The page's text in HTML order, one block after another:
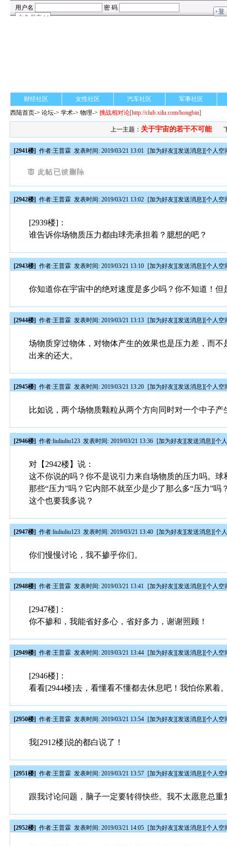
财经社区 女性社区 汽车社区
军事社区
西陆首页->论坛->学术-> 物理->挑战相对论[http://club.xilu.com/hongbin]
上一主题： 关于宇宙的若干不可能
[2941楼] 作者:王普霖 发表时间: 2019/03/21 13:01 [加为好友][发送消息][个人空
[2942楼] 作者:王普霖 发表时间: 2019/03/21 13:02 [加为好友][发送消息][个人空
[2939楼]：
谁告诉你场物质压力都由球壳承担着？臆想的吧？
[2943楼] 作者:王普霖 发表时间: 2019/03/21 13:10 [加为好友][发送消息][个人空
你知道你在宇宙中的绝对速度是多少吗？你不知道！
[2944楼] 作者:王普霖 发表时间: 2019/03/21 13:13 [加为好友][发送消息][个人空
场物质穿过物体，对物体产生的效果也是压力差，而
出来的还大。
[2945楼] 作者:王普霖 发表时间: 2019/03/21 13:20 [加为好友][发送消息][个人空
比如说，两个场物质颗粒从两个方向同时对一个中子
[2946楼] 作者:liuliuliu123 发表时间: 2019/03/21 13:36 [加为好友][发送消息][个
对【2942楼】说：
这不你说的吗？你不是说引力来自场物质的压力吗。
那些“压力”吗？它内部不就至少是少了那么多“压力”吗
这个也要我多说？
[2947楼] 作者:liuliuliu123 发表时间: 2019/03/21 13:40 [加为好友][发送消息][个
你们慢慢讨论，我不掺乎你们。
[2948楼] 作者:王普霖 发表时间: 2019/03/21 13:41 [加为好友][发送消息][个人空
[2947楼]：
你不掺和，我能省好多心，省好多力，谢谢照顾！
[2949楼] 作者:王普霖 发表时间: 2019/03/21 13:44 [加为好友][发送消息][个人空
[2946楼]：
看看[2944楼]去，看懂看不懂都去休息吧！我怕你累着
[2950楼] 作者:王普霖 发表时间: 2019/03/21 13:54 [加为好友][发送消息][个人空
我[2912楼]说的都白说了！
[2951楼] 作者:王普霖 发表时间: 2019/03/21 13:57 [加为好友][发送消息][个人空
跟我讨论问题，脑子一定要转得快些。我不太愿意总重
[2952楼] 作者:王普霖 发表时间: 2019/03/21 14:05 [加为好友][发送消息][个人空